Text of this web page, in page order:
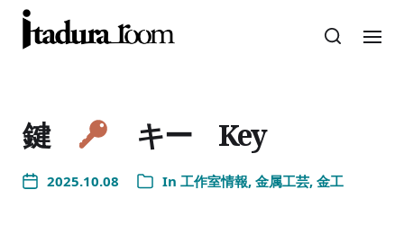
鍵 キー Key
2025.10.08 In 工作室情報, 金属工芸, 金工